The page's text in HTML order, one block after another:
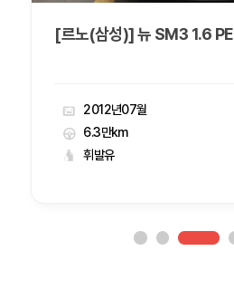
[르노(삼성)] 뉴 SM3 1.6 PE
2012년07월
6.3만km
휘발유